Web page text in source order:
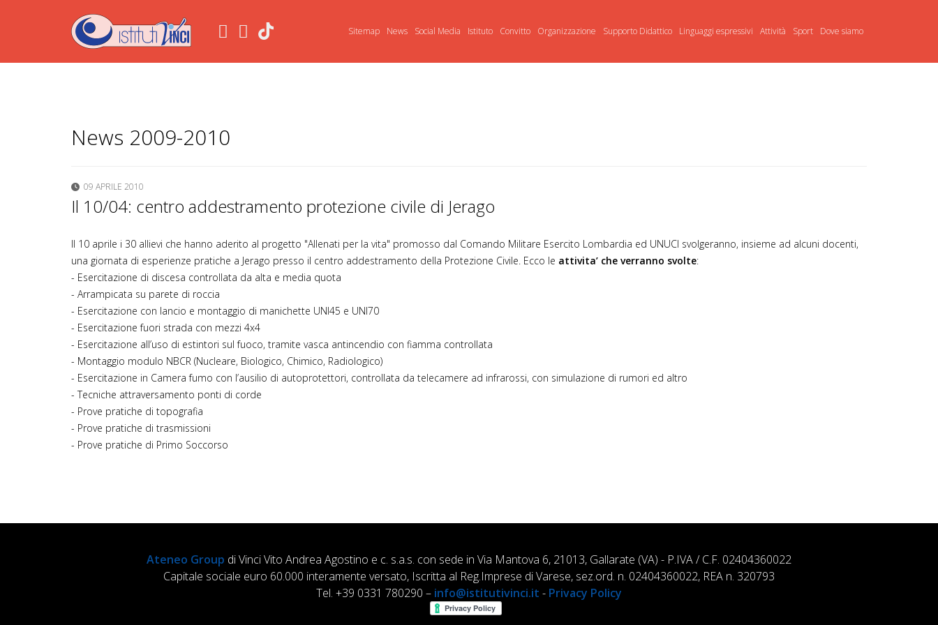
Sitemap News Social Media Istituto Convitto Organizzazione Supporto Didattico Linguaggi espressivi Attività Sport Dove siamo
.
News 2009-2010
09 APRILE 2010
Il 10/04: centro addestramento protezione civile di Jerago
Il 10 aprile i 30 allievi che hanno aderito al progetto "Allenati per la vita" promosso dal Comando Militare Esercito Lombardia ed UNUCI svolgeranno, insieme ad alcuni docenti,
una giornata di esperienze pratiche a Jerago presso il centro addestramento della Protezione Civile. Ecco le attivita’ che verranno svolte:
- Esercitazione di discesa controllata da alta e media quota
- Arrampicata su parete di roccia
- Esercitazione con lancio e montaggio di manichette UNI45 e UNI70
- Esercitazione fuori strada con mezzi 4x4
- Esercitazione all’uso di estintori sul fuoco, tramite vasca antincendio con fiamma controllata
- Montaggio modulo NBCR (Nucleare, Biologico, Chimico, Radiologico)
- Esercitazione in Camera fumo con l’ausilio di autoprotettori, controllata da telecamere ad infrarossi, con simulazione di rumori ed altro
- Tecniche attraversamento ponti di corde
- Prove pratiche di topografia
- Prove pratiche di trasmissioni
- Prove pratiche di Primo Soccorso
Ateneo Group di Vinci Vito Andrea Agostino e c. s.a.s. con sede in Via Mantova 6, 21013, Gallarate (VA) - P.IVA / C.F. 02404360022
Capitale sociale euro 60.000 interamente versato, Iscritta al Reg.Imprese di Varese, sez.ord. n. 02404360022, REA n. 320793
Tel. +39 0331 780290 – info@istitutivinci.it - Privacy Policy